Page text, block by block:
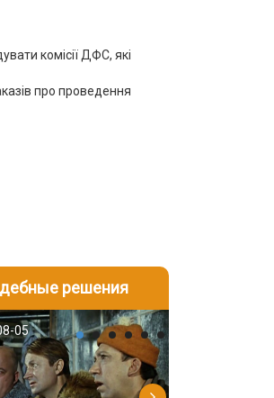
комісії ДФС, які
про проведення
2026-08-04
2026-08-03
2026-08-05
решения
05